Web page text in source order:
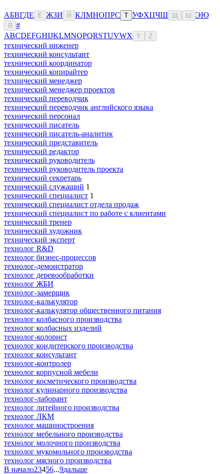
АБВГДЕ Ё ЖЗИ Й КЛМНОПРС Т УФХЦЧШ Ы ЭЮ
Я
#
ABCDEFGHIJKLMNOPQRSTUVWX Y Z
технический инженер
технический консультант
технический координатор
технический копирайтер
технический менеджер
технический менеджер проектов
технический переводчик
технический переводчик английского языка
технический персонал
технический писатель
технический писатель-аналитик
технический представитель
технический редактор
технический руководитель
технический руководитель проекта
технический секретарь
технический служащий 1
технический специалист 1
технический специалист отдела продаж
технический специалист по работе с клиентами
технический тренер
технический художник
технический эксперт
технолог R&D
технолог бизнес-процессов
технолог-демонстратор
технолог деревообработки
технолог ЖБИ
технолог-замерщик
технолог-калькулятор
технолог-калькулятор общественного питания
технолог колбасного производства
технолог колбасных изделий
технолог-колорист
технолог кондитерского производства
технолог консультант
технолог-контролер
технолог корпусной мебели
технолог косметического производства
технолог кулинарного производства
технолог-лаборант
технолог литейного производства
технолог ЛКМ
технолог машиностроения
технолог мебельного производства
технолог молочного производства
технолог мукомольного производства
технолог мясного производства
В начало23456...9дальше